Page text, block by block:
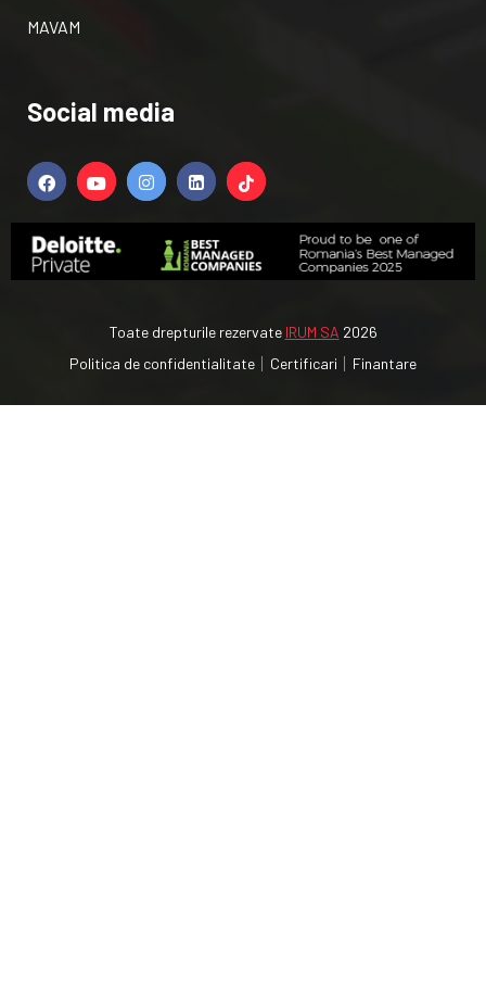
MAVAM
Social media
Toate drepturile rezervate IRUM SA 2026
Politica de confidentialitate
Certificari Finantare